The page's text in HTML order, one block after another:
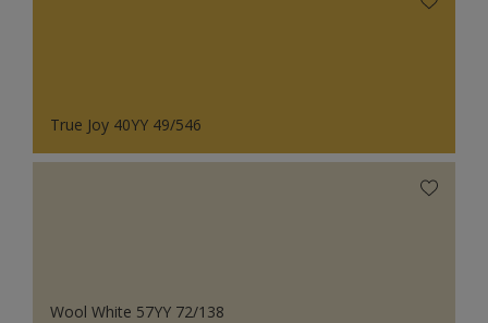
True Joy 40YY 49/546
Wool White 57YY 72/138